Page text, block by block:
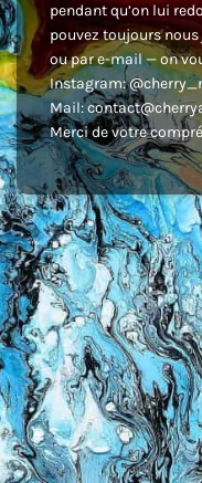
pendant qu’on lui
pouvez toujours
ou par e-mail — on
Instagram:
Mail:
Merci de votre